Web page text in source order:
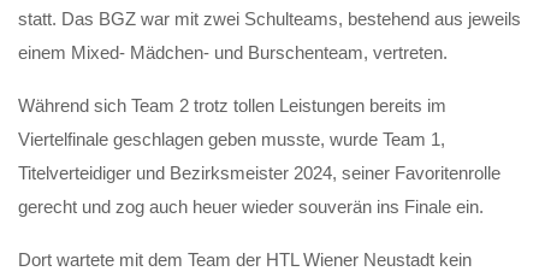
statt. Das BGZ war mit zwei Schulteams, bestehend aus jeweils
einem Mixed- Mädchen- und Burschenteam, vertreten.
Während sich Team 2 trotz tollen Leistungen bereits im
Viertelfinale geschlagen geben musste, wurde Team 1,
Titelverteidiger und Bezirksmeister 2024, seiner Favoritenrolle
gerecht und zog auch heuer wieder souverän ins Finale ein.
Dort wartete mit dem Team der HTL Wiener Neustadt kein